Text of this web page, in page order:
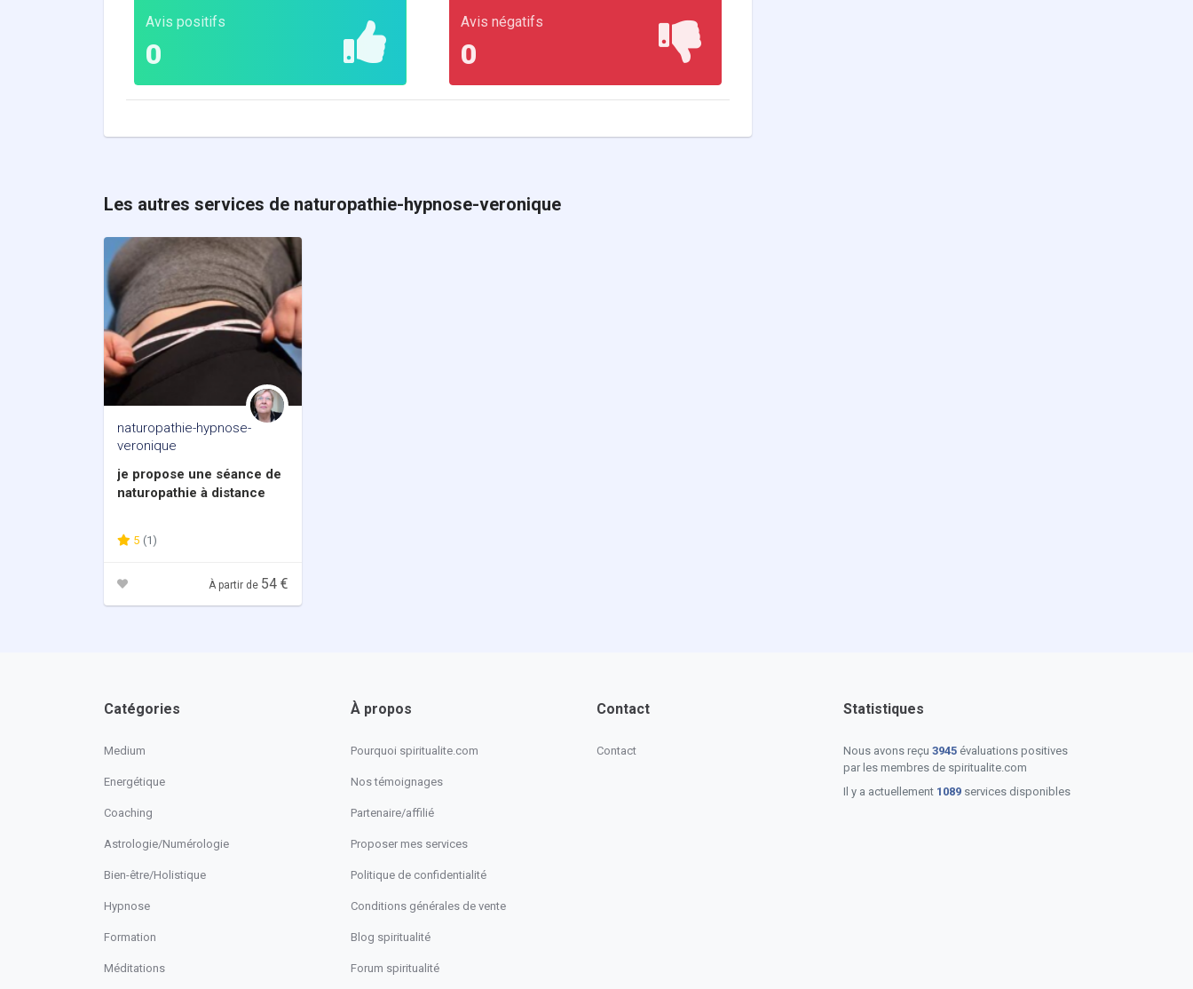
Avis positifs
0
Avis négatifs
0
Les autres services de naturopathie-hypnose-veronique
naturopathie-hypnose-
veronique
je propose une séance de
naturopathie à distance
5 (1)
À partir de 54 €
Catégories
Medium
Energétique
Coaching
Astrologie/Numérologie
Bien-être/Holistique
Hypnose
Formation
Méditations
À propos
Pourquoi spiritualite.com
Nos témoignages
Partenaire/affilié
Proposer mes services
Politique de confidentialité
Conditions générales de vente
Blog spiritualité
Forum spiritualité
Contact
Contact
Statistiques
Nous avons reçu 3945évaluations positives
par les membres de spiritualite.com
Il y a actuellement 1089services disponibles